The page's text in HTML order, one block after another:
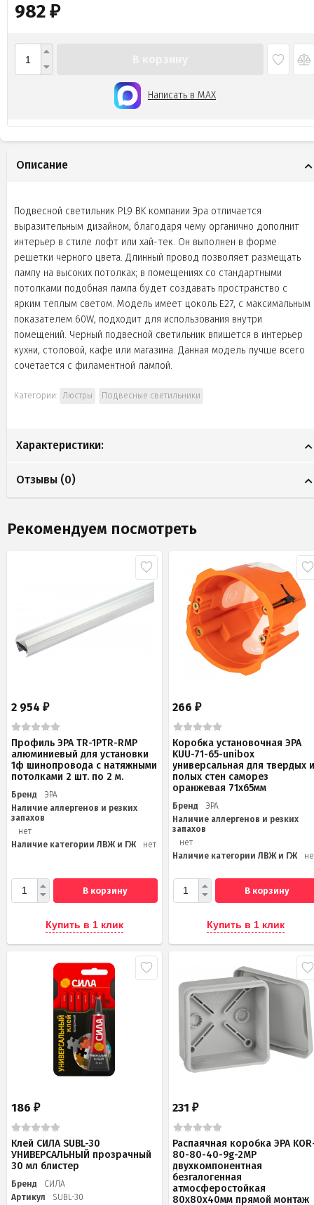
982 ₽
Написать в MAX
Описание
Подвесной светильник PL9 BK компании Эра отличается
выразительным дизайном, благодаря чему органично дополнит
интерьер в стиле лофт или хай-тек. Он выполнен в форме
решетки черного цвета. Длинный провод позволяет размещать
лампу на высоких потолках; в помещениях со стандартными
потолками подобная лампа будет создавать пространство с
ярким теплым светом. Модель имеет цоколь Е27, с максимальным
показателем 60W, подходит для использования внутри
помещений. Черный подвесной светильник впишется в интерьер
кухни, столовой, кафе или магазина. Данная модель лучше всего
сочетается с филаментной лампой.
Категории: Люстры Подвесные светильники
Характеристики:
Отзывы (0)
Рекомендуем посмотреть
2 954 ₽
Профиль ЭРА TR-1PTR-RMP
алюминиевый для установки
1ф шинопровода с натяжными
потолками 2 шт. по 2 м.
Бренд
ЭРА
Наличие аллергенов и резких
запахов
нет
Наличие категории ЛВЖ и ГЖ
нет
В корзину
Купить в 1 клик
266₽
Коробка установочная ЭРА
KUU-71-65-unibox
универсальная для твердых
полых стен саморез
оранжевая 71х65мм
Бренд
ЭРА
Наличие аллергенов и резких
запахов
нет
Наличие категории ЛВЖ и ГЖ
В корзину
Купить в 1 клик
186 ₽
Клей СИЛА SUBL-30
УНИВЕРСАЛЬНЫЙ прозрачный
30 мл блистер
Бренд
СИЛА
Артикул
SUBL-30
231₽
Распаячная коробка ЭРА
80-80-40-9g-2MP
двухкомпонентная
безгалогенная
атмосферостойкая
80х80х40мм прямой монтаж